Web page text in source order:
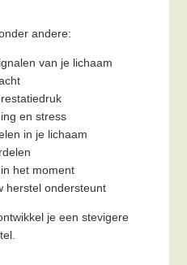
andere:
van je lichaam
en stress
in je lichaam
het moment
herstel ondersteunt
je een stevigere